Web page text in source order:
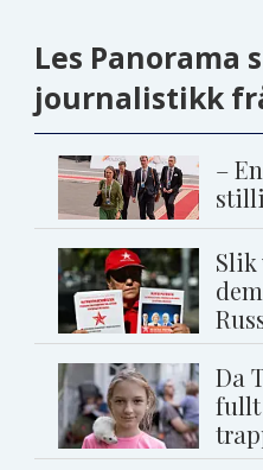
Les Panorama
journalistikk
–
Slik
Da
fullt